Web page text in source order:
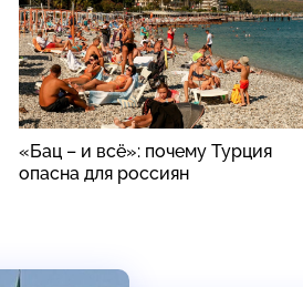
«Бац – и всё»: почему Турция
опасна для россиян